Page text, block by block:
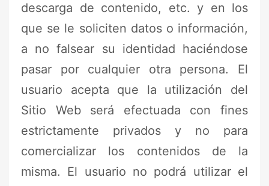
descarga de contenido, etc. y en los
que se le soliciten datos o información,
a no falsear su identidad haciéndose
pasar por cualquier otra persona. El
usuario acepta que la utilización del
Sitio Web será efectuada con fines
estrictamente privados y no para
comercializar los contenidos de la
misma. El usuario no podrá utilizar el